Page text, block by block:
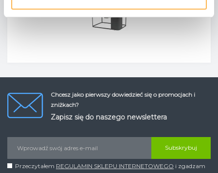
Chcesz jako pierwszy dowiedzieć się o promocjach i
zniżkach?
Zapisz się do naszego newslettera
Subskrybuj
Przeczytałem REGULAMIN SKLEPU INTERNETOWEGO i zgadzam